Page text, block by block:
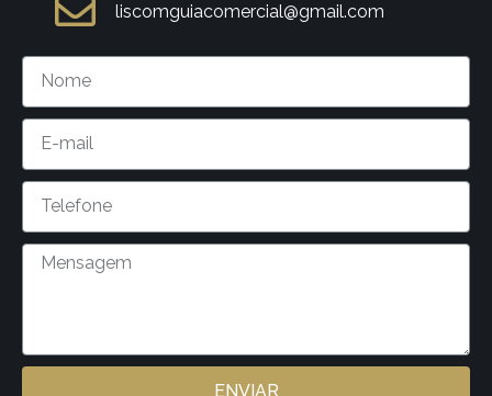
liscomguiacomercial@gmail.com
ENVIAR